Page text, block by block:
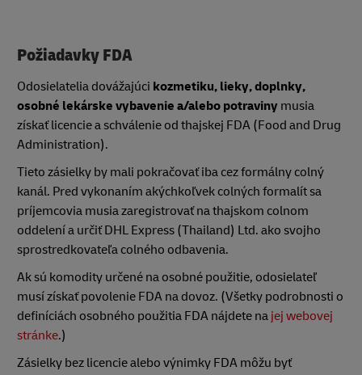
Požiadavky FDA
Odosielatelia dovážajúci kozmetiku, lieky, doplnky,
osobné lekárske vybavenie a/alebo potraviny musia
získať licencie a schválenie od thajskej FDA (Food and Drug
Administration).
Tieto zásielky by mali pokračovať iba cez formálny colný
kanál. Pred vykonaním akýchkoľvek colných formalít sa
príjemcovia musia zaregistrovať na thajskom colnom
oddelení a určiť DHL Express (Thailand) Ltd. ako svojho
sprostredkovateľa colného odbavenia.
Ak sú komodity určené na osobné použitie, odosielateľ
musí získať povolenie FDA na dovoz. (Všetky podrobnosti o
definíciách osobného použitia FDA nájdete na jej webovej
stránke.)
Zásielky bez licencie alebo výnimky FDA môžu byť